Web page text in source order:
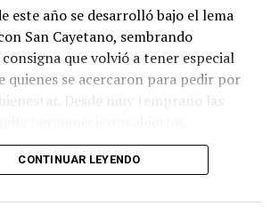
este año se desarrolló bajo el lema
San Cayetano, sembrando
consigna que volvió a tener especial
quienes se acercaron para pedir por
Desde muy temprano las
salió del santuario de Moreno al
por una multitud que recorrió
Grandes, jóvenes y niños y fieles se
CONTINUAR LEYENDO